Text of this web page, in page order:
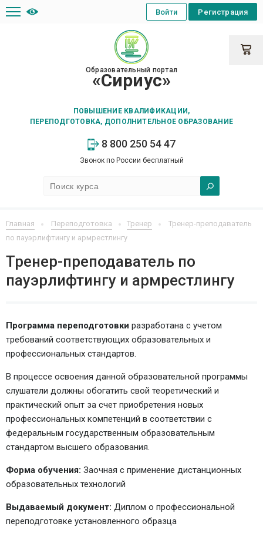
Образовательный портал
«Сириус»
ПОВЫШЕНИЕ КВАЛИФИКАЦИИ,
ПЕРЕПОДГОТОВКА, ДОПОЛНИТЕЛЬНОЕ ОБРАЗОВАНИЕ
8 800 250 54 47
Звонок по России бесплатный
Регистрация
Войти
Главная Переподготовка Тренер
Тренер-преподаватель
по пауэрлифтингу и армрестлингу
Тренер-преподаватель по
пауэрлифтингу и армрестлингу
Программа переподготовки разработана с учетом
требований соответствующих образовательных и
профессиональных стандартов.
В процессе освоения данной образовательной программы
слушатели должны обогатить свой теоретический и
практический опыт за счет приобретения новых
профессиональных компетенций в соответствии с
федеральным государственным образовательным
стандартом высшего образования.
Форма обучения: Заочная с применение дистанционных
образовательных технологий
Выдаваемый документ: Диплом о профессиональной
переподготовке установленного образца